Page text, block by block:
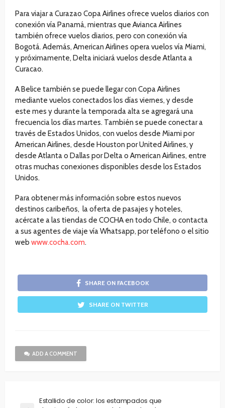
Para viajar a Curazao Copa Airlines ofrece vuelos diarios con
conexión vía Panamá, mientras que Avianca Airlines
también ofrece vuelos diarios, pero con conexión vía
Bogotá. Además, American Airlines opera vuelos vía Miami,
y próximamente, Delta iniciará vuelos desde Atlanta a
Curacao.
A Belice también se puede llegar con Copa Airlines
mediante vuelos conectados los días viernes, y desde
este mes y durante la temporada alta se agregará una
frecuencia los días martes. También se puede conectar a
través de Estados Unidos, con vuelos desde Miami por
American Airlines, desde Houston por United Airlines, y
desde Atlanta o Dallas por Delta o American Airlines, entre
otras muchas conexiones disponibles desde los Estados
Unidos.
Para obtener más información sobre estos nuevos
destinos caribeños, la oferta de pasajes y hoteles,
acércate a las tiendas de COCHA en todo Chile, o contacta
a sus agentes de viaje vía Whatsapp, por teléfono o el sitio
web www.cocha.com.
SHARE ON FACEBOOK
SHARE ON TWITTER
ADD A COMMENT
Estallido de color: los estampados que